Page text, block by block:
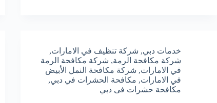
خدمات دبي, شركة تنظيف في الامارات,
شركة مكافحة الرمة, شركة مكافحة الرمة
في الامارات, شركة مكافحة النمل الأبيض
في الامارات, مكافحة الحشرات في دبي,
مكافحة حشرات فى دبي